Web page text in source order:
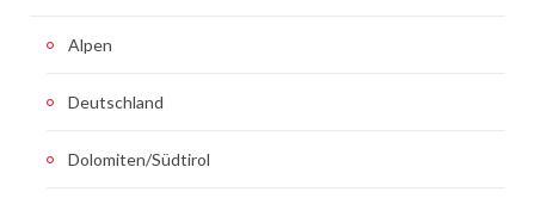
Alpen
Deutschland
Dolomiten/Südtirol